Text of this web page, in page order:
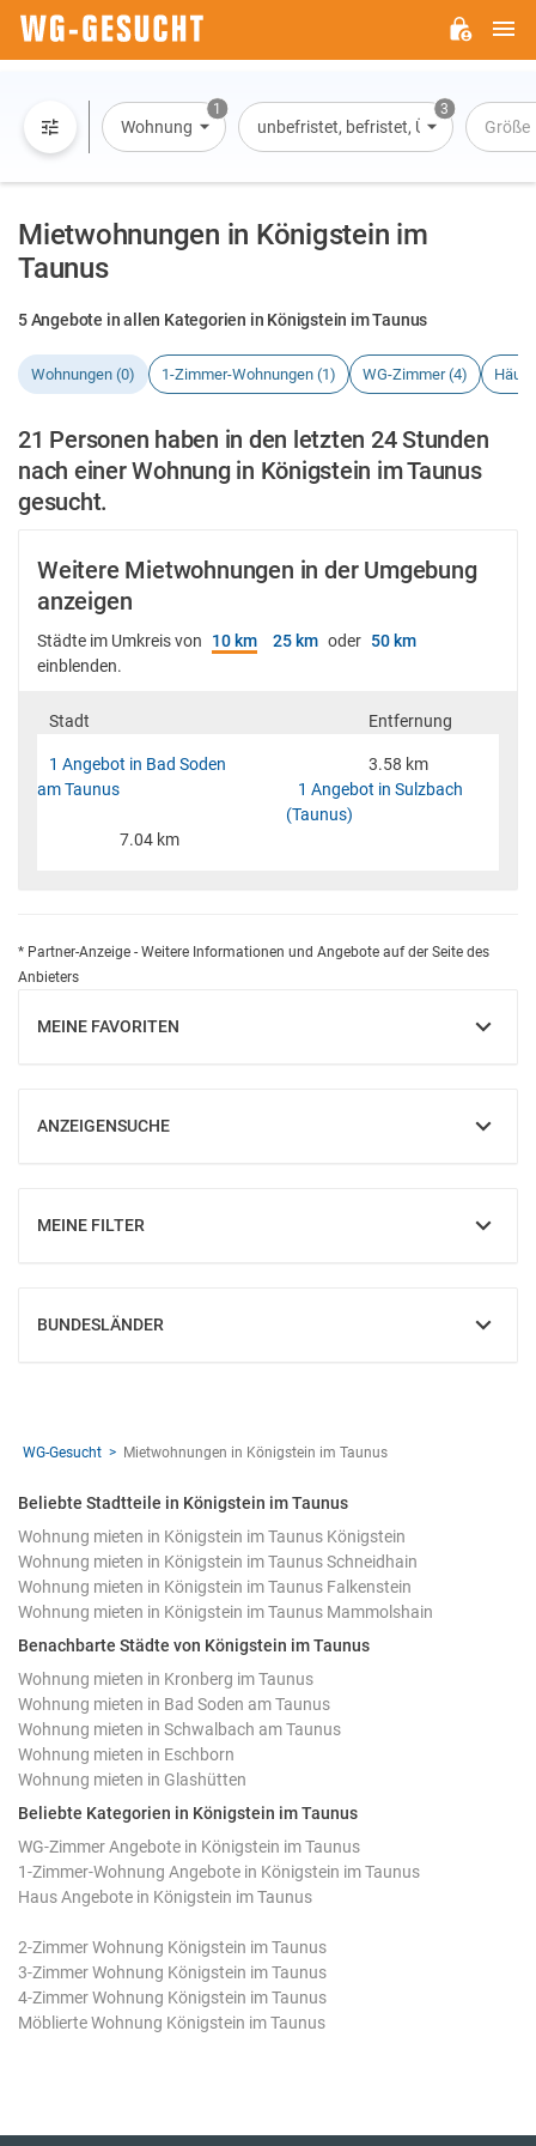
1
Wohnung
3
unbefristet, befristet, Übernachtung
Größe
Mietwohnungen in Königstein im
Taunus
5 Angebote in allen Kategorien in Königstein im Taunus
Wohnungen (0) 1-Zimmer-Wohnungen (1) WG-Zimmer (4)
21 Personen haben in den letzten 24 Stunden
nach einer Wohnung in Königstein im Taunus
gesucht.
Weitere Mietwohnungen in der Umgebung
anzeigen
Städte im Umkreis von 10 km 25 km oder 50 km
einblenden.
Stadt Entfernung
1 Angebot in Bad Soden
am Taunus
3.58 km
1 Angebot in Sulzbach
(Taunus)
7.04 km
* Partner-Anzeige - Weitere Informationen und Angebote auf der Seite des
Anbieters
MEINE FAVORITEN
EINBLENDEN
ANZEIGENSUCHE
EINBLENDEN
MEINE FILTER
EINBLENDEN
BUNDESLÄNDER
EINBLENDEN
WG-Gesucht Mietwohnungen in Königstein im Taunus
Beliebte Stadtteile in Königstein im Taunus
Wohnung mieten in Königstein im Taunus Königstein
Wohnung mieten in Königstein im Taunus Schneidhain
Wohnung mieten in Königstein im Taunus Falkenstein
Wohnung mieten in Königstein im Taunus Mammolshain
Benachbarte Städte von Königstein im Taunus
Wohnung mieten in Kronberg im Taunus
Wohnung mieten in Bad Soden am Taunus
Wohnung mieten in Schwalbach am Taunus
Wohnung mieten in Eschborn
Wohnung mieten in Glashütten
Beliebte Kategorien in Königstein im Taunus
WG-Zimmer Angebote in Königstein im Taunus
1-Zimmer-Wohnung Angebote in Königstein im Taunus
Haus Angebote in Königstein im Taunus
2-Zimmer Wohnung Königstein im Taunus
3-Zimmer Wohnung Königstein im Taunus
4-Zimmer Wohnung Königstein im Taunus
Möblierte Wohnung Königstein im Taunus